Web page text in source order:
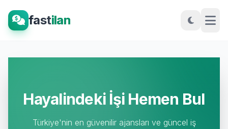
fastilan
Hayalindeki İşi Hemen Bul
Türkiye'nin en güvenilir ajansları ve güncel iş